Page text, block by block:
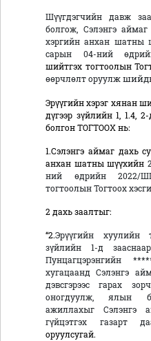
Шүүгдэгчийн давж
болгож, Сэлэнгэ
хэргийн анхан шатны
сарын 04-ний
шийтгэх тогтоолын
өөрчлөлт оруулж
Эрүүгийн хэрэг хянан
дүгээр зүйлийн 1, 1.4,
болгон ТОГТООХ нь:
1.Сэлэнгэ аймаг дахь
анхан шатны шүүхийн
ний өдрийн 2022/
тогтоолын Тогтоох
2 дахь заалтыг:
“2.Эрүүгийн хуулийн
зүйлийн 1-д
Пунцагцэрэнгийн
хугацаанд Сэлэнгэ
дэвсгэрээс гарах
оногдуулж, ялын
ажиллахыг Сэлэнгэ
гүйцэтгэх газарт
оруулсугай.